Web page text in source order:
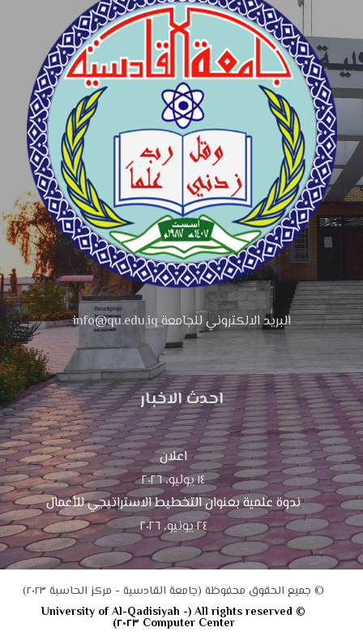
البريد الالكتروني للجامعة info@qu.edu.iq
احدث الاخبار
اعلان
١٤ يوليو، ٢٠٢٦
ندوة علمية بعنوان التخطيط الاستراتيجي للأعمال
٢٤ يونيو، ٢٠٢٦
© جميع الحقوق محفوظة (جامعة القادسية - مركز الحاسبة ٢٠٢٣)
© All rights reserved (University of Al-Qadisiyah -
Computer Center ٢٠٢٣)